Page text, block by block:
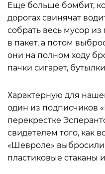
Еще больше бомбит,
дорогах свинячат
собрать весь мусор
в пакет, а потом
они на полном ходу
пачки сигарет,
Характерную для
один из подписчиков
перекрестке
свидетелем того, как
«Шевроле»
пластиковые стаканы